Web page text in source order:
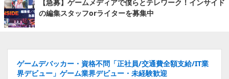
【急募】ゲームメディアで僕らとテレワーク！インサイド
の編集スタッフorライターを募集中
ゲームデバッカー・資格不問「正社員/交通費全額支給/IT業
界デビュー」ゲーム業界デビュー・未経験歓迎